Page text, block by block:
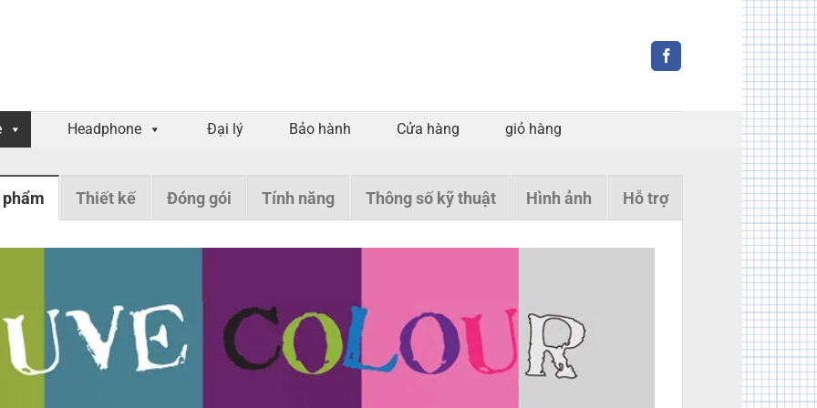
Headphone Đại lý Bảo hành Cửa hàng giỏ hàng
phẩm Thiết kế Đóng gói Tính năng Thông số kỹ thuật Hình ảnh Hỗ trợ